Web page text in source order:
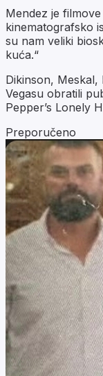
Mendez je
kinematografsko
su nam veliki
kuća.“
Dikinson, Meskal,
Vegasu obratili
Pepper’s Lonely
Preporučeno